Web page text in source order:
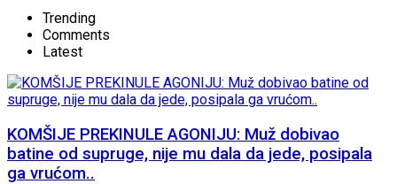
Trending
Comments
Latest
KOMŠIJE PREKINULE AGONIJU: Muž dobivao
batine od supruge, nije mu dala da jede, posipala
ga vrućom..